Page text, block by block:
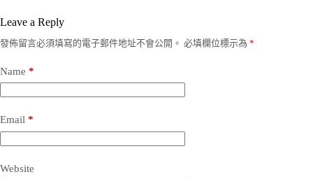
Leave a Reply
發佈留言必須填寫的電子郵件地址不會公開。 必填欄位標示為 *
Name *
Email *
Website